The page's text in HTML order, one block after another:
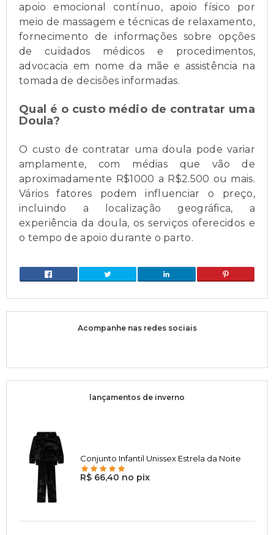
apoio emocional contínuo, apoio físico por
meio de massagem e técnicas de relaxamento,
fornecimento de informações sobre opções
de cuidados médicos e procedimentos,
advocacia em nome da mãe e assistência na
tomada de decisões informadas.
Qual é o custo médio de contratar uma
Doula?
O custo de contratar uma doula pode variar
amplamente, com médias que vão de
aproximadamente R$1000 a R$2.500 ou mais.
Vários fatores podem influenciar o preço,
incluindo a localização geográfica, a
experiência da doula, os serviços oferecidos e
o tempo de apoio durante o parto.
Acompanhe nas redes sociais
lançamentos de inverno
Conjunto Infantil Unissex Estrela da Noite
R$ 66,40 no pix